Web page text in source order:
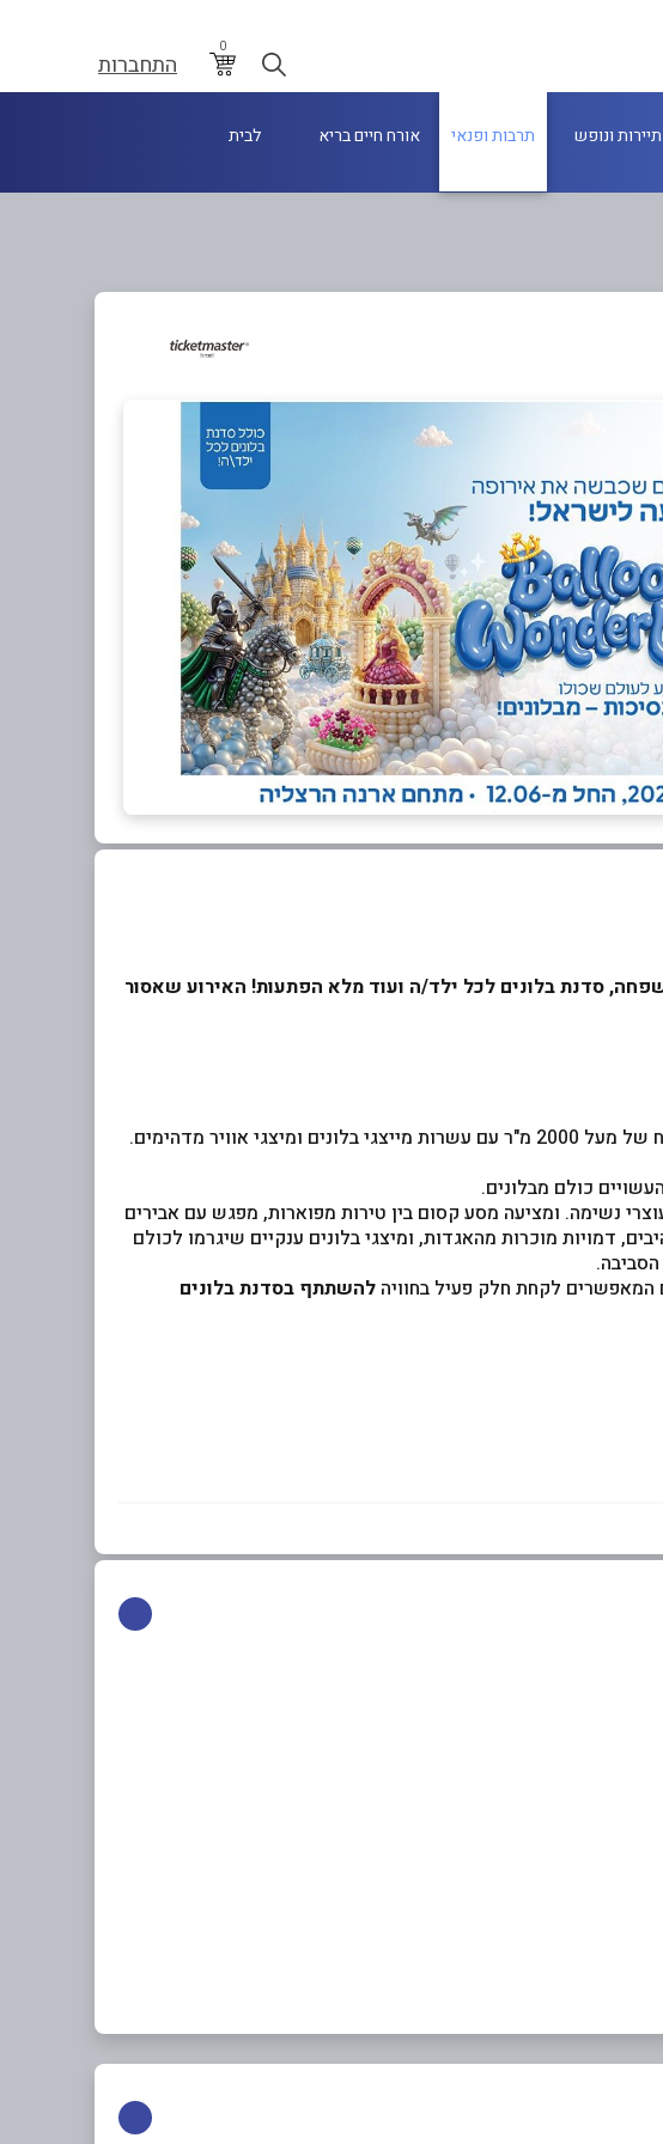
0
התחברות
תיירות ונופש תרבות ופנאי אורח חיים בריא לבית
לכל המשפחה, סדנת בלונים לכל ילד/ה ועוד מלא הפתעות! האירוע שאסור
מדהימים.
כולם מבלונים.
נשימה. ומציעה מסע קסום בין טירות מפוארות, מפגש עם אבירים
דמויות מוכרות מהאגדות, ומיצגי בלונים ענקיים שיגרמו לכולם
המאפשרים לקחת חלק פעיל בחוויה להשתתף בסדנת בלונים